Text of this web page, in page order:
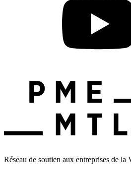
Réseau de soutien aux entreprises de la